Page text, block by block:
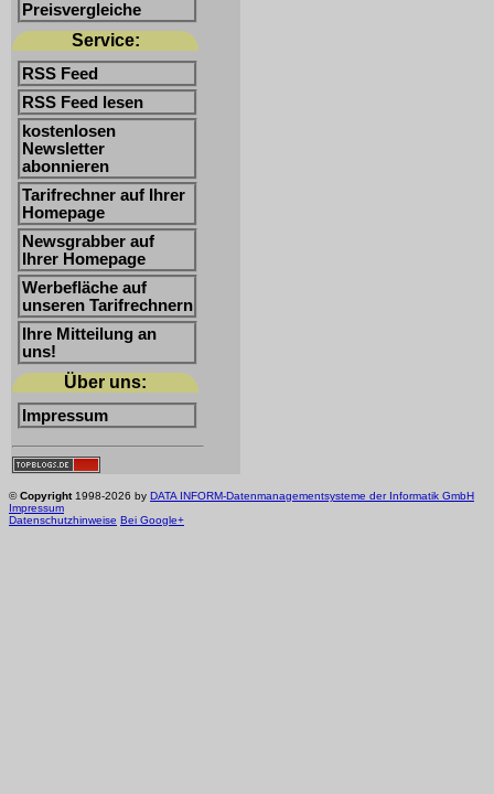
Preisvergleiche
Service:
RSS Feed
RSS Feed lesen
kostenlosen
Newsletter
abonnieren
Tarifrechner auf Ihrer
Homepage
Newsgrabber auf
Ihrer Homepage
Werbefläche auf
unseren Tarifrechnern
Ihre Mitteilung an
uns!
Über uns:
Impressum
©Copyright1998-2026 by DATA INFORM-Datenmanagementsysteme der Informatik GmbH
Impressum
Datenschutzhinweise Bei Google+